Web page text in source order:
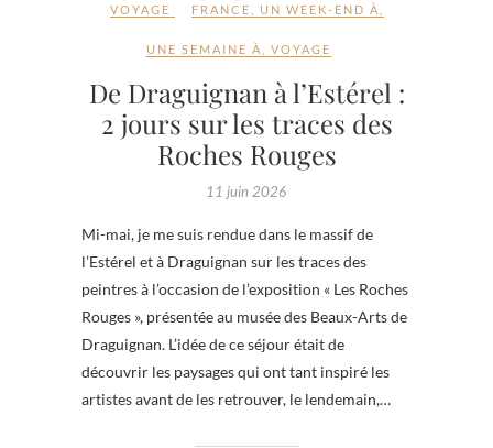
VOYAGE FRANCE UN WEEK-END À
UNE SEMAINE À VOYAGE
De Draguignan à l’Estérel :
2 jours sur les traces des
Roches Rouges
11 juin 2026
Mi-mai, je me suis rendue dans le massif de
l’Estérel et à Draguignan sur les traces des
peintres à l’occasion de l’exposition « Les Roches
Rouges », présentée au musée des Beaux-Arts de
Draguignan. L’idée de ce séjour était de
découvrir les paysages qui ont tant inspiré les
artistes avant de les retrouver, le lendemain,…